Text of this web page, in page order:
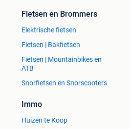
Fietsen en Brommers
Elektrische fietsen
Fietsen | Bakfietsen
Fietsen | Mountainbikes en
ATB
Snorfietsen en Snorscooters
Immo
Huizen te Koop